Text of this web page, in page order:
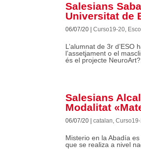
Salesians
Universitat de
06/07/20 |Curso19-20,
L’alumnat de 3r
l’assetjament o el
és el projecte
Salesians
Modalitat
06/07/20 |catalan,
Misterio en la Abadía
que se realiza a nivel